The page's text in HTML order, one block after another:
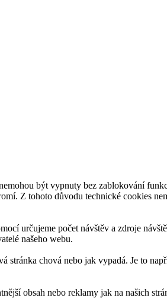
být vypnuty bez zablokování
Z tohoto důvodu technické cookies
určujeme počet návštěv a zdroje
našeho webu.
chová nebo jak vypadá. Je to
obsah nebo reklamy jak na našich